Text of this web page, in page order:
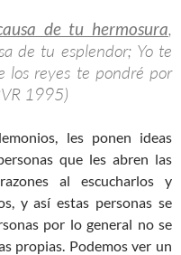
de tu hermosura,
de tu esplendor; Yo te
los reyes te pondré por
1995)
les ponen ideas
que les abren las
al escucharlos y
y así estas personas se
por lo general no se
propias. Podemos ver un